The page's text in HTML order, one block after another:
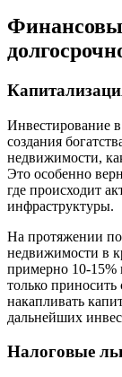
Инвестирование
создания
недвижимости,
Это особенно
где происходит
инфраструктуры.
На протяжении
недвижимости в
примерно 10-15%
только
накапливать
дальнейших
Налоговые